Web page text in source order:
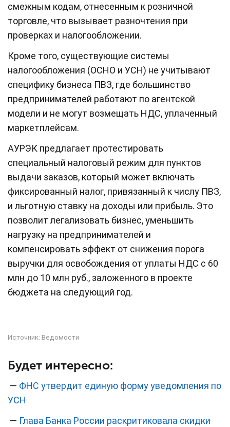
смежным кодам, отнесенным к розничной
торговле, что вызывает разночтения при
проверках и налогообложении.
Кроме того, существующие системы
налогообложения (ОСНО и УСН) не учитывают
специфику бизнеса ПВЗ, где большинство
предпринимателей работают по агентской
модели и не могут возмещать НДС, уплаченный
маркетплейсам.
АУРЭК предлагает протестировать
специальный налоговый режим для пунктов
выдачи заказов, который может включать
фиксированный налог, привязанный к числу ПВЗ,
и льготную ставку на доходы или прибыль. Это
позволит легализовать бизнес, уменьшить
нагрузку на предпринимателей и
компенсировать эффект от снижения порога
выручки для освобождения от уплаты НДС с 60
млн до 10 млн руб., заложенного в проекте
бюджета на следующий год.
Источник: Ведомости
Будет интересно:
— ФНС утвердит единую форму уведомления по
УСН
— Глава Банка России раскритиковала скидки